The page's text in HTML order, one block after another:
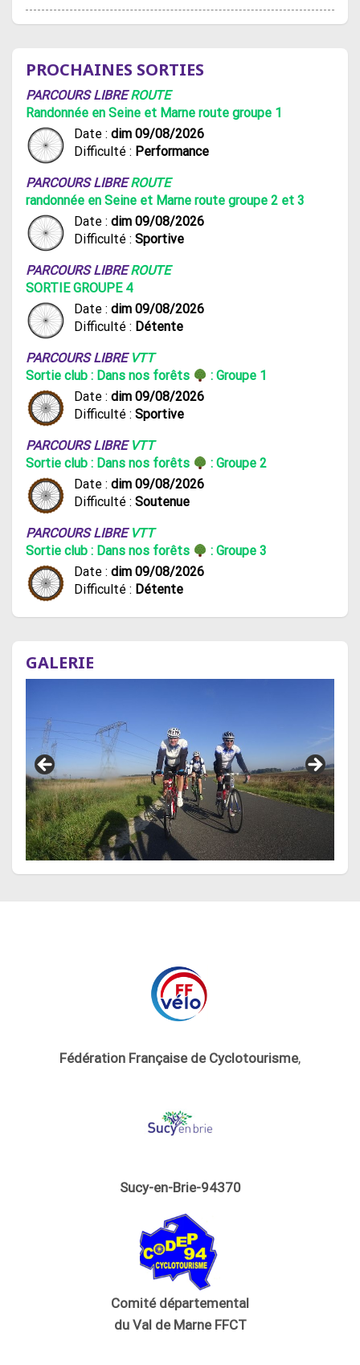
PROCHAINES SORTIES
PARCOURS LIBREROUTE
Randonnée en Seine et Marne route groupe 1
Date : dim 09/08/2026
Difficulté : Performance
PARCOURS LIBREROUTE
randonnée en Seine et Marne route groupe 2 et 3
Date : dim 09/08/2026
Difficulté : Sportive
PARCOURS LIBREROUTE
SORTIE GROUPE 4
Date : dim 09/08/2026
Difficulté : Détente
PARCOURS LIBRE VTT
Sortie club : Dans nos forêts
: Groupe 1
Date : dim 09/08/2026
Difficulté : Sportive
PARCOURS LIBRE VTT
Sortie club : Dans nos forêts
: Groupe 2
Date : dim 09/08/2026
Difficulté : Soutenue
PARCOURS LIBRE VTT
Sortie club : Dans nos forêts
: Groupe 3
Date : dim 09/08/2026
Difficulté : Détente
GALERIE
Fédération Française de Cyclotourisme,
Sucy-en-Brie-94370
Comité départemental
du Val de Marne FFCT